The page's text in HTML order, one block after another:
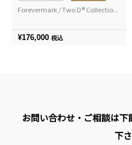
Forevermark / Two D® Collectio...
¥176,000 税込
お問い合わせ・ご相談は
下